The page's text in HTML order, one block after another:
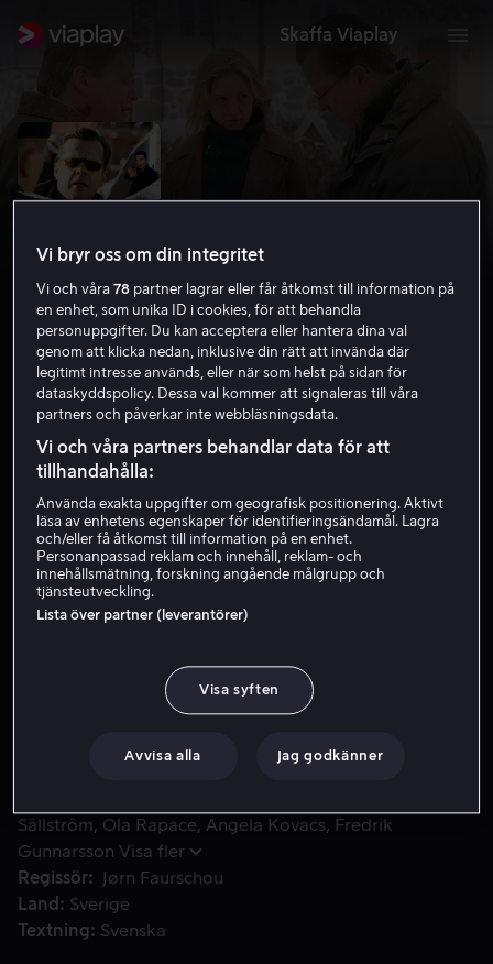
Skaffa Viaplay
Wallander: bröderna
HD
Hyr 49 kr
Köp 109 kr
mördade på deras magnifika gods. Utredningen visar
att kvinnan torterats och våldtagits framför ögonen på
Sällström
Ola Rapace Angela Kovacs
Fredrik
Gunnarsson Visa fler
Regissör
Jørn Faurschou
Land
Sverige
Textning
Svenska
Vi bryr oss om din integritet
Vi och våra78 partner lagrar eller får åtkomst till information på
en enhet, som unika ID i cookies, för att behandla
personuppgifter. Du kan acceptera eller hantera dina val
genom att klicka nedan, inklusive din rätt att invända där
legitimt intresse används, eller när som helst på sidan för
dataskyddspolicy. Dessa val kommer att signaleras till våra
partners och påverkar inte webbläsningsdata.
Vi och våra partners behandlar data för att
tillhandahålla:
Använda exakta uppgifter om geografisk positionering. Aktivt
läsa av enhetens egenskaper för identifieringsändamål. Lagra
och/eller få åtkomst till information på en enhet.
Personanpassad reklam och innehåll, reklam- och
innehållsmätning, forskning angående målgrupp och
tjänsteutveckling.
Lista över partner (leverantörer)
Visa syften
Avvisa alla Jag godkänner